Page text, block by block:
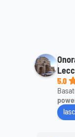
5.0